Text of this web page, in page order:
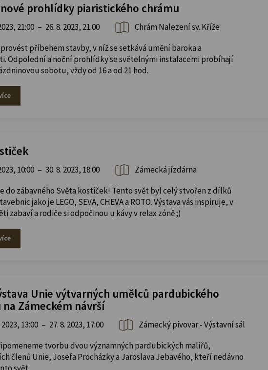
prohlídky piaristického chrámu
21:00 – 26. 8. 2023, 21:00
Chrám Nalezení sv. Kříže
příbehem stavby, v níž se setkává umění baroka a
Odpolední a noční prohlídky se světelnými instalacemi probíhají
sobotu, vždy od 16 a od 21 hod.
10:00 – 30. 8. 2023, 18:00
Zámecká jízdárna
do zábavného Světa kostiček! Tento svět byl celý stvořen z dílků
jako je LEGO, SEVA, CHEVA a ROTO. Výstava vás inspiruje, v
zabaví a rodiče si odpočinou u kávy v relax zóně ;)
Unie výtvarných umělců pardubického
na Zámeckém návrší
2023, 13:00 – 27. 8. 2023, 17:00
Zámecký pivovar - Výstavní sál
tvorbu dvou významných pardubických malířů,
členů Unie, Josefa Procházky a Jaroslava Jebavého, kteří nedávno